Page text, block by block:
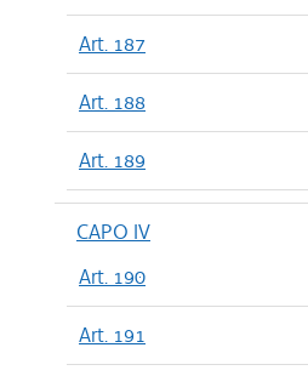
Art. 187
Art. 188
Art. 189
CAPO IV
Art. 190
Art. 191